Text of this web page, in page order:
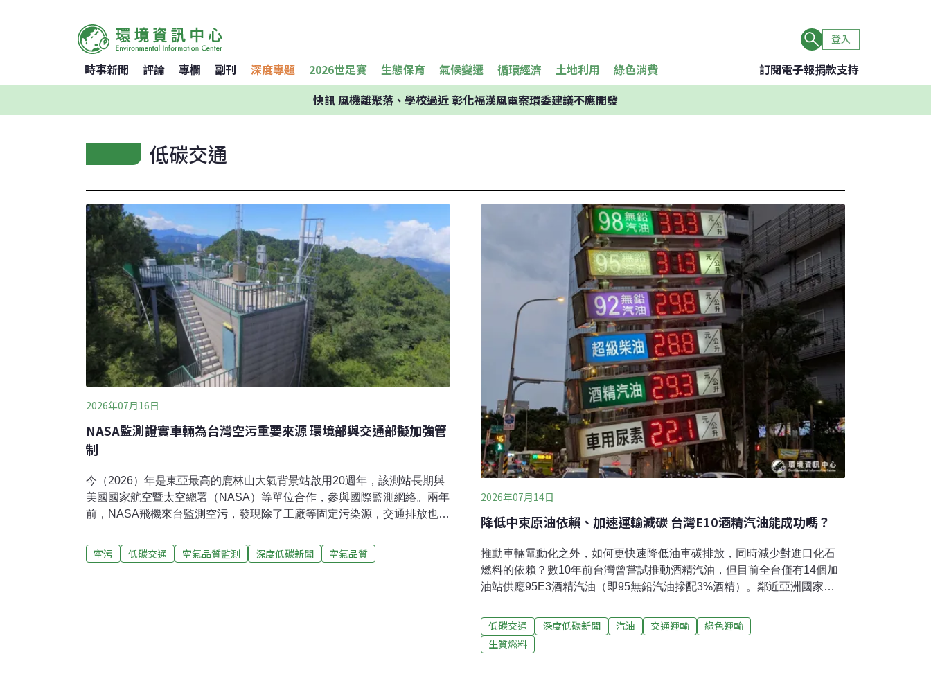
登入
時事新聞 評論 專欄 副刊 深度專題 2026世足賽 生態保育 氣候變遷 循環經濟 土地利用 綠色消費 訂閱電子報捐款支持
快訊風機離聚落、學校過近 彰化福漢風電案環委建議不應開發
低碳交通
2026年07月16日
NASA監測證實車輛為台灣空污重要來源 環境部與交通部擬加強管
制
今（2026）年是東亞最高的鹿林山大氣背景站啟用20週年，該測站長期與
美國國家航空暨太空總署（NASA）等單位合作，參與國際監測網絡。兩年
前，NASA飛機來台監測空污，發現除了工廠等固定污染源，交通排放也占
（7-SEAS）」研討會表示，環境部已經與交通部合作研擬道路設計、低污
染運具轉換等措施，也呼籲地方政府將空污納入城市治理，參考推動國外
空污 低碳交通 空氣品質監測 深度低碳新聞 空氣品質
2026年07月14日
降低中東原油依賴、加速運輸減碳 台灣E10酒精汽油能成功嗎？
推動車輛電動化之外，如何更快速降低油車碳排放，同時減少對進口化石
燃料的依賴？數10年前台灣曾嘗試推動酒精汽油，但目前全台僅有14個加
油站供應95E3酒精汽油（即95無鉛汽油摻配3%酒精）。鄰近亞洲國家則
升至E15；印度僅花8年便從E3推進至E20強制摻配；越南在今年石油危機
下提前實施E10強制政策；泰國則透過補貼措施，鼓勵民眾使用E20等汽
油。全球綠色燃料中心（GCGF）與國際氣候發展智庫本月7日舉辦「酒精
低碳交通 深度低碳新聞 汽油 交通運輸
綠色運輸
生質燃料